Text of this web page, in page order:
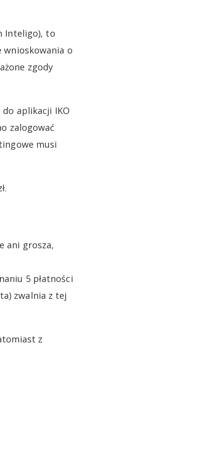
Inteligo), to
o
zgody
aplikacji IKO
zalogować
musi
ani grosza,
5 płatności
zwalnia z tej
z